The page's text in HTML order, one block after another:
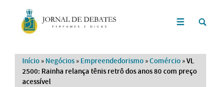
Início » Negócios » Empreendedorismo »Comércio »VL
2500: Rainha relança tênis retrô dos anos 80 com preço
acessível